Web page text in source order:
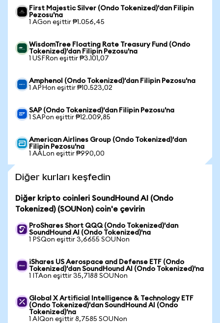
First Majestic Silver (Ondo Tokenized)'dan Filipin
Pezosu'na
1 AGon eşittir ₱1.056,45
WisdomTree Floating Rate Treasury Fund (Ondo
Tokenized)'dan Filipin Pezosu'na
1 USFRon eşittir ₱3.101,07
Amphenol (Ondo Tokenized)'dan Filipin Pezosu'na
1 APHon eşittir ₱10.523,02
SAP (Ondo Tokenized)'dan Filipin Pezosu'na
1 SAPon eşittir ₱12.009,85
American Airlines Group (Ondo Tokenized)'dan
Filipin Pezosu'na
1 AALon eşittir ₱990,00
Diğer kurları keşfedin
Diğer kripto coinleri SoundHound AI (Ondo
Tokenized) (SOUNon) coin'e çevirin
ProShares Short QQQ (Ondo Tokenized)'dan
SoundHound AI (Ondo Tokenized)'na
1 PSQon eşittir 3,6655 SOUNon
iShares US Aerospace and Defense ETF (Ondo
Tokenized)'dan SoundHound AI (Ondo Tokenized)'na
1 ITAon eşittir 35,7188 SOUNon
Global X Artificial Intelligence & Technology ETF
(Ondo Tokenized)'dan SoundHound AI (Ondo
Tokenized)'na
1 AIQon eşittir 8,7585 SOUNon